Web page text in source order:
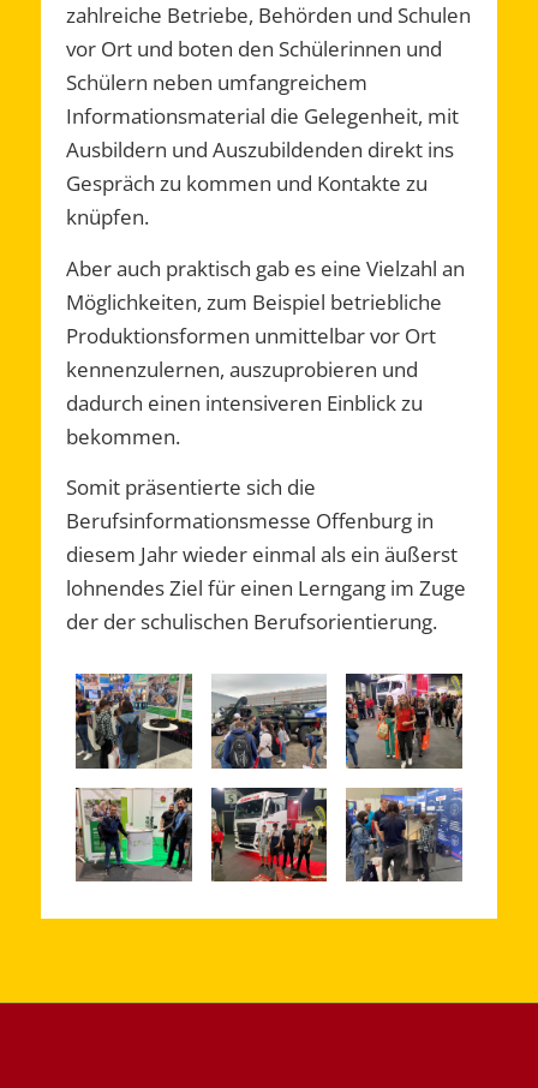
zahlreiche Betriebe, Behörden und Schulen
vor Ort und boten den Schülerinnen und
Schülern neben umfangreichem
Informationsmaterial die Gelegenheit, mit
Ausbildern und Auszubildenden direkt ins
Gespräch zu kommen und Kontakte zu
knüpfen.
Aber auch praktisch gab es eine Vielzahl an
Möglichkeiten, zum Beispiel betriebliche
Produktionsformen unmittelbar vor Ort
kennenzulernen, auszuprobieren und
dadurch einen intensiveren Einblick zu
bekommen.
Somit präsentierte sich die
Berufsinformationsmesse Offenburg in
diesem Jahr wieder einmal als ein äußerst
lohnendes Ziel für einen Lerngang im Zuge
der der schulischen Berufsorientierung.